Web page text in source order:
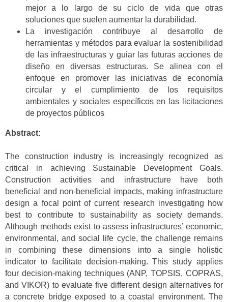
mejor a lo largo de su ciclo de vida que otras
soluciones que suelen aumentar la durabilidad.
La investigación contribuye al desarrollo de
herramientas y métodos para evaluar la sostenibilidad
de las infraestructuras y guiar las futuras acciones de
diseño en diversas estructuras. Se alinea con el
enfoque en promover las iniciativas de economía
circular y el cumplimiento de los requisitos
ambientales y sociales específicos en las licitaciones
de proyectos públicos
Abstract:
The construction industry is increasingly recognized as
critical in achieving Sustainable Development Goals.
Construction activities and infrastructure have both
beneficial and non-beneficial impacts, making infrastructure
design a focal point of current research investigating how
best to contribute to sustainability as society demands.
Although methods exist to assess infrastructures’ economic,
environmental, and social life cycle, the challenge remains
in combining these dimensions into a single holistic
indicator to facilitate decision-making. This study applies
four decision-making techniques (ANP, TOPSIS, COPRAS,
and VIKOR) to evaluate five different design alternatives for
a concrete bridge exposed to a coastal environment. The